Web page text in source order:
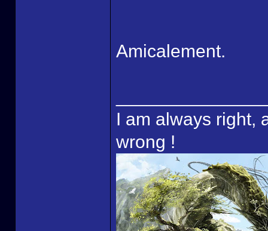
Amicalement.
I am always right,
wrong !